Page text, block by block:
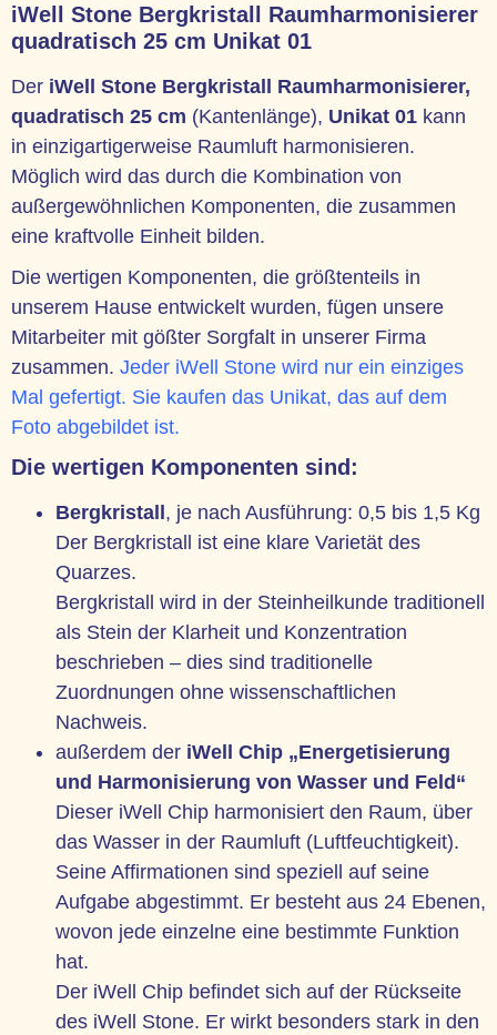
iWell Stone Bergkristall Raumharmonisierer
quadratisch 25 cm Unikat 01
Der iWell Stone Bergkristall Raumharmonisierer,
quadratisch 25 cm (Kantenlänge), Unikat 01 kann
in einzigartigerweise Raumluft harmonisieren.
Möglich wird das durch die Kombination von
außergewöhnlichen Komponenten, die zusammen
eine kraftvolle Einheit bilden.
Die wertigen Komponenten, die größtenteils in
unserem Hause entwickelt wurden, fügen unsere
Mitarbeiter mit gößter Sorgfalt in unserer Firma
zusammen. Jeder iWell Stone wird nur ein einziges
Mal gefertigt. Sie kaufen das Unikat, das auf dem
Foto abgebildet ist.
Die wertigen Komponenten sind:
Bergkristall, je nach Ausführung: 0,5 bis 1,5 Kg
Der Bergkristall ist eine klare Varietät des
Quarzes.
Bergkristall wird in der Steinheilkunde traditionell
als Stein der Klarheit und Konzentration
beschrieben – dies sind traditionelle
Zuordnungen ohne wissenschaftlichen
Nachweis.
außerdem der iWell Chip „Energetisierung
und Harmonisierung von Wasser und Feld“
Dieser iWell Chip harmonisiert den Raum, über
das Wasser in der Raumluft (Luftfeuchtigkeit).
Seine Affirmationen sind speziell auf seine
Aufgabe abgestimmt. Er besteht aus 24 Ebenen,
wovon jede einzelne eine bestimmte Funktion
hat.
Der iWell Chip befindet sich auf der Rückseite
des iWell Stone. Er wirkt besonders stark in den